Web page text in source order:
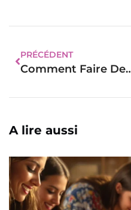
PRÉCÉDENT
Comment Faire De La
A lire aussi